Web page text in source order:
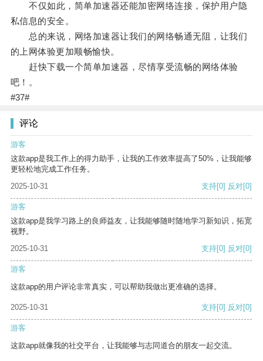
不仅如此，简单加速器还能加密网络连接，保护用户隐
私信息的安全。
总的来说，网络加速器让我们的网络畅通无阻，让我们
的上网体验更加顺畅愉快。
赶快下载一个简单加速器，尽情享受流畅的网络体验
吧！。
#37#
评论
游客
这款app是我工作上的得力助手，让我的工作效率提高了50%，让我能够
更轻松地完成工作任务。
2025-10-31
支持[0] 反对[0]
游客
这款app是我学习路上的良师益友，让我能够随时随地学习新知识，拓宽
视野。
2025-10-31
支持[0] 反对[0]
游客
这款app的用户评论非常真实，可以帮助我做出更准确的选择。
2025-10-31 支持[0] 反对[0]
游客
这款app就像我的社交平台，让我能够与志同道合的朋友一起交流。